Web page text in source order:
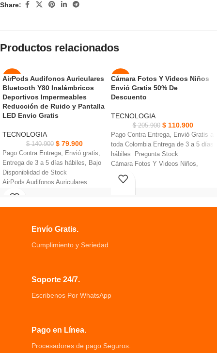
Share:
Productos relacionados
-43%
AGOT
ADO
NUEVO
AirPods Audifonos Auriculares
Bluetooth Y80 Inalámbricos
Deportivos Impermeables
Reducción de Ruido y Pantalla
LED Envio Gratis
TECNOLOGIA
$140.900 $79.900
Pago Contra Entrega, Envió gratis,
Entrega de 3 a 5 días hábiles, Bajo
Disponiblidad de Stock
AirPods Audifonos Auriculares
Bluetooth Y80 Inalámbricos IPX4 es
cualquier momento cualquier lugar
cubierta y conéctela
Transmisión estable conexión más
más cómoda de música
constante en las películas
auriculares causado por el sudor y la
-46%
AGOT
ADO
NUEVO
Cámara Fotos Y Videos Niños
Envió Gratis 50% De
Descuento
TECNOLOGIA
$205.900 $110.900
Pago Contra Entrega, Envió Gratis a
toda Colombia Entrega de 3 a 5 días
hábiles Pregunta Stock
Cámara Fotos Y Videos Niños,
incorpora una tarjeta micro SD para
almacenar miles de fotos.
Envío Gratis.
Cumplimiento y Seriedad
Soporte 24/7.
Escribenos Por WhatsApp
Pago en Línea.
Procesadores de pago Seguros.